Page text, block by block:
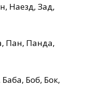
Наезд, Зад,
Пан, Панда,
Боб, Бок,